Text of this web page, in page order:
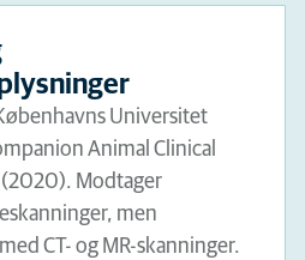
Universitet
Animal Clinical
(2020). Modtager
men
CT- og MR-skanninger.